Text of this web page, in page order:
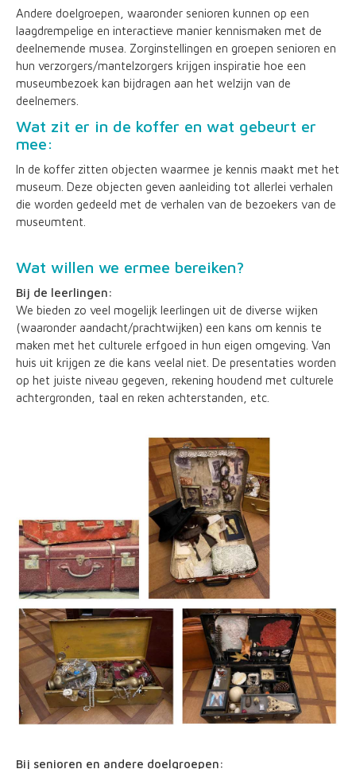
Andere doelgroepen, waaronder senioren kunnen op een
laagdrempelige en interactieve manier kennismaken met de
deelnemende musea. Zorginstellingen en groepen senioren en
hun verzorgers/mantelzorgers krijgen inspiratie hoe een
museumbezoek kan bijdragen aan het welzijn van de
deelnemers.
Wat zit er in de koffer en wat gebeurt er
mee:
In de koffer zitten objecten waarmee je kennis maakt met het
museum. Deze objecten geven aanleiding tot allerlei verhalen
die worden gedeeld met de verhalen van de bezoekers van de
museumtent.
Wat willen we ermee bereiken?
Bij de leerlingen:
We bieden zo veel mogelijk leerlingen uit de diverse wijken
(waaronder aandacht/prachtwijken) een kans om kennis te
maken met het culturele erfgoed in hun eigen omgeving. Van
huis uit krijgen ze die kans veelal niet. De presentaties worden
op het juiste niveau gegeven, rekening houdend met culturele
achtergronden, taal en reken achterstanden, etc.
Bij senioren en andere doelgroepen: